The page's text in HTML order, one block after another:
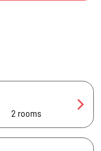
2 rooms